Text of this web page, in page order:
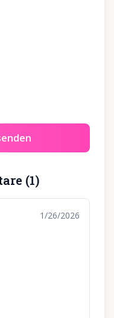
(1)
1/26/2026